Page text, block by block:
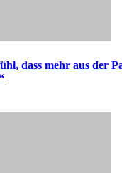
dass mehr aus der